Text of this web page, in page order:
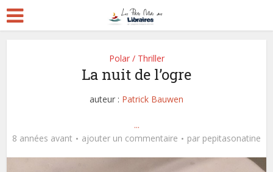
Polar / Thriller
La nuit de l’ogre
auteur : Patrick Bauwen
...
8 années avant
ajouter un commentaire par pepitasonatine